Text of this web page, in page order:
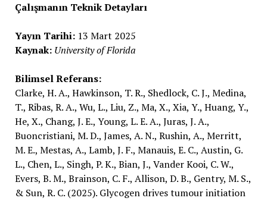
Çalışmanın Teknik Detayları
Yayın Tarihi:13 Mart 2025
Kaynak: University of Florida
Bilimsel Referans:
Clarke, H. A., Hawkinson, T. R., Shedlock, C. J., Medina,
T., Ribas, R. A., Wu, L., Liu, Z., Ma, X., Xia, Y., Huang, Y.,
He, X., Chang, J. E., Young, L. E. A., Juras, J. A.,
Buoncristiani, M. D., James, A. N., Rushin, A., Merritt,
M. E., Mestas, A., Lamb, J. F., Manauis, E. C., Austin, G.
L., Chen, L., Singh, P. K., Bian, J., Vander Kooi, C. W.,
Evers, B. M., Brainson, C. F., Allison, D. B., Gentry, M. S.,
& Sun, R. C. (2025). Glycogen drives tumour initiation